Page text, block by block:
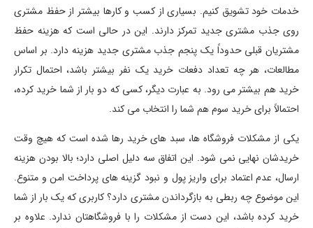
خدمات خود تشویق کنیم. بسیاری از کسب و کارها بیشتر از حفظ مشتری
روی جذب مشتری جدید تمرکز دارند. این در حالی است که هزینه حفظ
مشتریان قبلی حدوداً یک پنجم جذب مشتری جدید هزینه دارد. بر اساس
مطالعات، هر چه تعداد دفعات خرید یک نفر بیشتر باشد، احتمال تکرار
خرید هم بیشتر می رود. به عبارت دیگر، کسی که دو بار از شما خرید کرده،
احتمالاً برای خرید سوم هم شما را انتخاب می کند.
یکی از مشکلات فروشگاه ها، سبد های خرید رها شده است که هیچ وقت
خریدشان نهایی نمی شود. این اتفاق سه دلیل اصلی دارد؛ بالا بودن هزینه
ارسال، عدم اعتماد برای واریز پول و نبود گزینه های پرداخت امن و متنوع.
این موضوع چه ربطی به بازگرداندن مشتری دارد؟ کاربری که یک بار از شما
خرید کرده باشد، این دست از مشکلات را با فروشگاهتان ندارد. علاوه بر